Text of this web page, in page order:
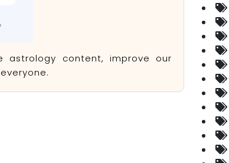
astrology content, improve our